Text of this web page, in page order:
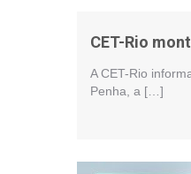
CET-Rio
A CET-Rio
Penha, a […]